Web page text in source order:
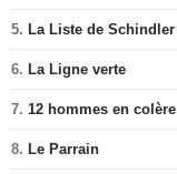
5. La Liste de Schindler
6. La Ligne verte
7. 12 hommes en colère
8. Le Parrain